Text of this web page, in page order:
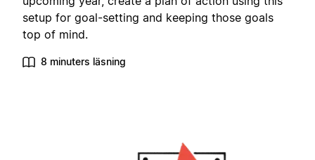
setup for goal-setting and keeping those goals
top of mind.
8 minuters läsning